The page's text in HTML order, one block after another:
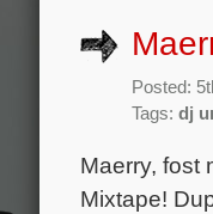
Posted:
Tags: dj
Maerry, fost
Mixtape!